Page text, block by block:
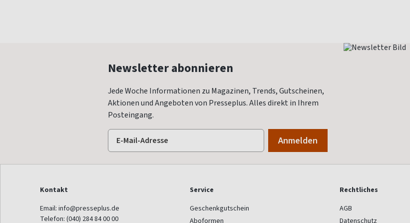
Newsletter abonnieren
Jede Woche Informationen zu Magazinen, Trends, Gutscheinen,
Aktionen und Angeboten von Presseplus. Alles direkt in Ihrem
Posteingang.
Kontakt
Email: info@presseplus.de
Telefon: (040) 284 84 00 00
Service
Geschenkgutschein
Aboformen
Rechtliches
AGB
Datenschutz